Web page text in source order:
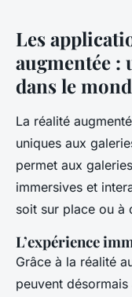
Les
augmentée :
dans le
La réalité
uniques aux
permet aux
immersives et
soit sur place ou à
L’expérience
Grâce à la réalité
peuvent